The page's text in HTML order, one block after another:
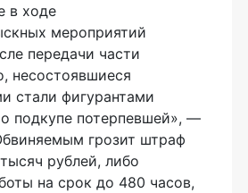
в ходе
мероприятий
передачи части
несостоявшиеся
стали фигурантами
подкупе потерпевшей», —
грозит штраф
рублей, либо
на срок до 480 часов,